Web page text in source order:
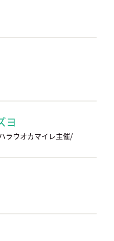
ヨ
ラウオカマイレ主催/